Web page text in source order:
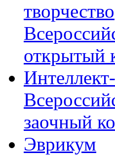
творчество
открытый
заочный
Эврикум